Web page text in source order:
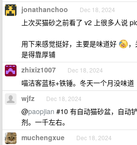
jonathanchoo Dec 18, 2024
上次买猫砂之前看了 v2 上很多人说
用下来感觉挺好，主要是味道好
是得靠厚铺
zhixiz1007 Dec 18, 2024
喵洁客蓝标+铁锤。冬天一个月没味道
wjfz Dec 18, 2024
@paopjian #10 有自动猫砂盆，自动
剂。一千左右。
muchengxue Dec 18, 2024